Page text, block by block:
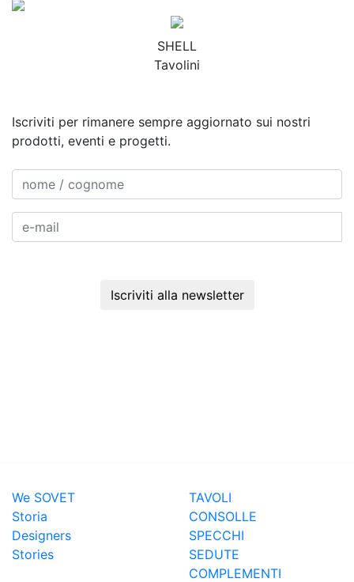
SHELL
Tavolini
Iscriviti per rimanere sempre aggiornato sui nostri
prodotti, eventi e progetti.
Iscriviti alla newsletter
We SOVET
Storia
Designers
Stories
TAVOLI
CONSOLLE
SPECCHI
SEDUTE
COMPLEMENTI